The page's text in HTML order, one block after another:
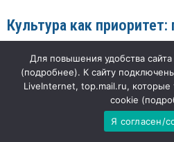
Культура как
Параллельно с ужесточением
высказываниями ведомство
популяризацию
время в планах — масштабная
из известной франшизы для
школьников и студентов
Для повышения удобства
(подробнее). К сайту
LiveInternet, top.mail.ru,
cookie (
Я согласен/